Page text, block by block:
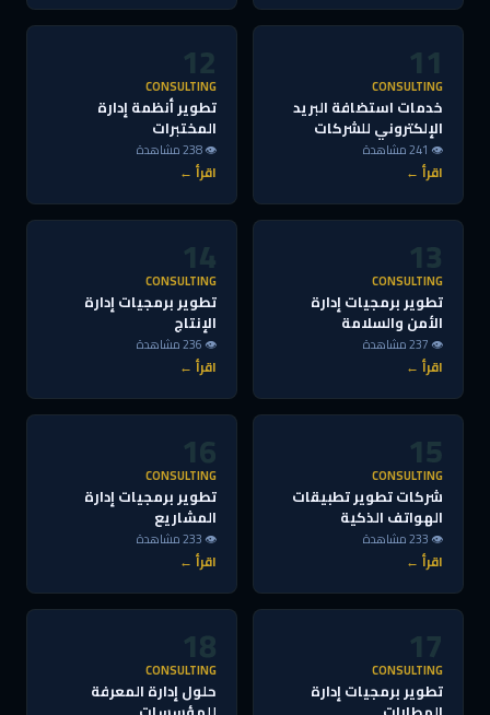
11
CONSULTING
خدمات استضافة البريد
الإلكتروني للشركات
👁 241 مشاهدة
اقرأ ←
12
CONSULTING
تطوير أنظمة إدارة
المختبرات
👁 238 مشاهدة
اقرأ ←
13
CONSULTING
تطوير برمجيات إدارة
الأمن والسلامة
👁 237 مشاهدة
اقرأ ←
14
CONSULTING
تطوير برمجيات إدارة
الإنتاج
👁 236 مشاهدة
اقرأ ←
15
CONSULTING
شركات تطوير تطبيقات
الهواتف الذكية
👁 233 مشاهدة
اقرأ ←
16
CONSULTING
تطوير برمجيات إدارة
المشاريع
👁 233 مشاهدة
اقرأ ←
17
CONSULTING
تطوير برمجيات إدارة
18
CONSULTING
حلول إدارة المعرفة